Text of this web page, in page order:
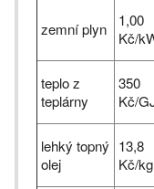
zemní plyn
1,00
Kč/
teplo z
teplárny
350
Kč/
lehký topný
olej
13,8
Kč/kg